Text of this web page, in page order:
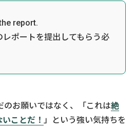
report.
レポートを提出してもらう必
のお願いではなく、「これは絶
ことだ！ 」という強い気持ちを